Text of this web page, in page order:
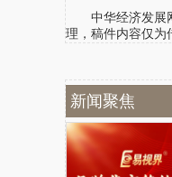
中华经济发展网
理，稿件内容仅为
新闻聚焦